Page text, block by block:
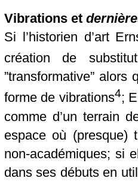
Vibrations et
Si l’historien d’art
création de substitut
”transformative”
forme de vibrations4;
comme d’un terrain
espace où (presque)
non-académiques; si
dans ses débuts en